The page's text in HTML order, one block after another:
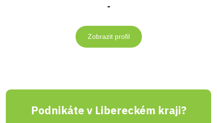
-
Zobrazit profil
Podnikáte v Libereckém kraji?